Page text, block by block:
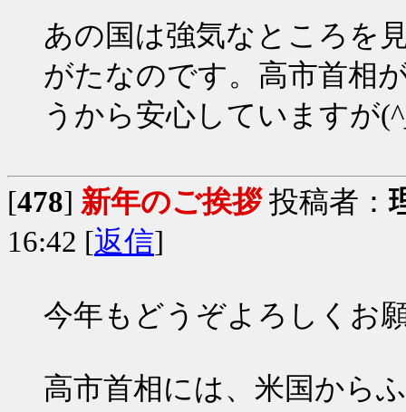
あの国は強気なところを
がたなのです。高市首相
うから安心していますが
[478] 新年のご挨拶投稿者：
16:42 [返信]
今年もどうぞよろしくお
高市首相には、米国から